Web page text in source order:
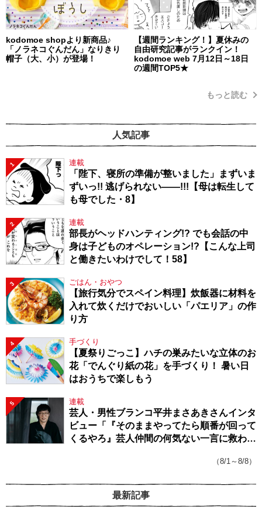
kodomoe shopより新商品♪
「ノラネコぐんだん」なりきり
帽子（大、小）が登場！
【週間ランキング！】夏休みの
自由研究記事がランクイン！
kodomoe web 7月12日～18日
の週間TOP5★
もっと読む
人気記事
1 連載
「陛下、寝所の準備が整いました」まずいま
ずいっ!! 逃げられない――!!!【母は転生して
も母でした・8】
2 連載
部長がヘッドハンティング!? でも会話の中
身は子どものオペレーション!?【こんな上司
と働きたいわけでして！58】
3 ごはん・おやつ
【旅行気分でスペイン料理】炊飯器に材料を
入れて炊くだけでおいしい「パエリア」の作
り方
4 手づくり
【夏祭りごっこ】ハチの巣みたいな立体のお
花「でんぐり紙の花」を手づくり！ 暑い日
はおうちで楽しもう
5 連載
芸人・男性ブランコ平井まさあきさんインタ
ビュー「『そのままやってたら順番が回って
くるやろ』芸人仲間の何気ない一言に救われ
（8/1～8/8）
最新記事